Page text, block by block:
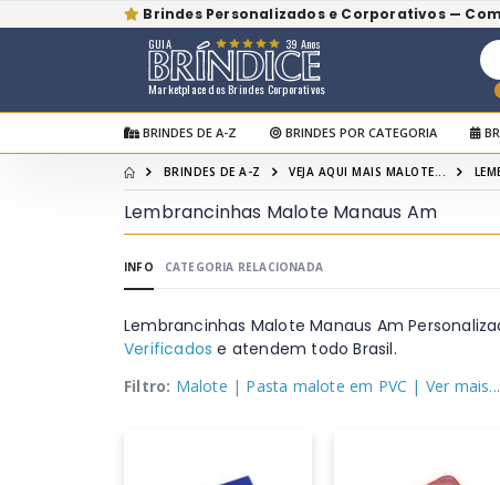
Brindes Personalizados e Corporativos —
Marketplace dos Brindes Corporativos
GUIA 39 Anos
BRINDES DE A-Z BRINDES POR CATEGORIA
BRINDES DE A-Z VEJA AQUI MAIS MALOTE...
Lembrancinhas Malote Manaus Am
INFO CATEGORIA RELACIONADA
Lembrancinhas Malote Manaus Am
Verificados e atendem todo Brasil.
Filtro: Malote | Pasta malote em PVC | Ver mais...